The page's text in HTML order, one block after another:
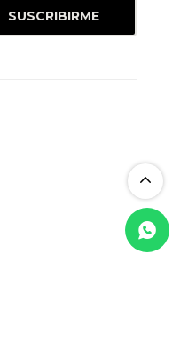
SUSCRIBIRME